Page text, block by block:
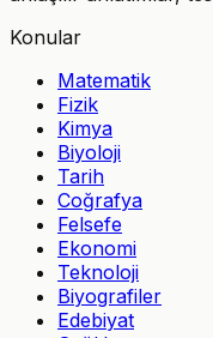
Konular
Matematik
Fizik
Kimya
Biyoloji
Tarih
Coğrafya
Felsefe
Ekonomi
Teknoloji
Biyografiler
Edebiyat